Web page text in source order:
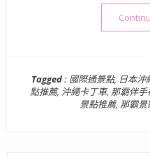
Tagged : 國際通景點, 日本沖
點推薦, 沖繩卡丁車, 那霸伴手
景點推薦, 那霸